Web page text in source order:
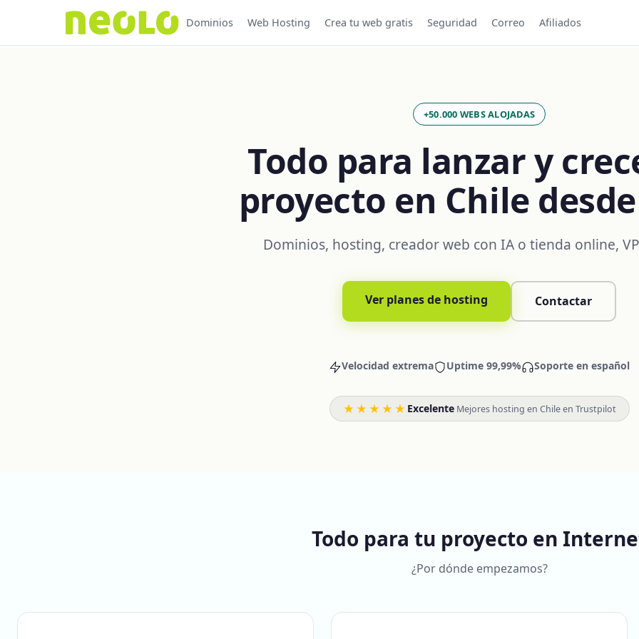
Dominios Web Hosting Crea tu web gratis Seguridad Correo Afiliados
+50.000 WEBS ALOJADAS
Todo para lanzar y
proyecto en Chile
Dominios, hosting, creador web con IA o tienda online,
Ver planes de hosting Contactar
Velocidad extrema Uptime 99,99% Soporte en español
★★★★★ Excelente· Mejores hosting en Chile en Trustpilot
Todo para tu proyecto en
¿Por dónde empezamos?